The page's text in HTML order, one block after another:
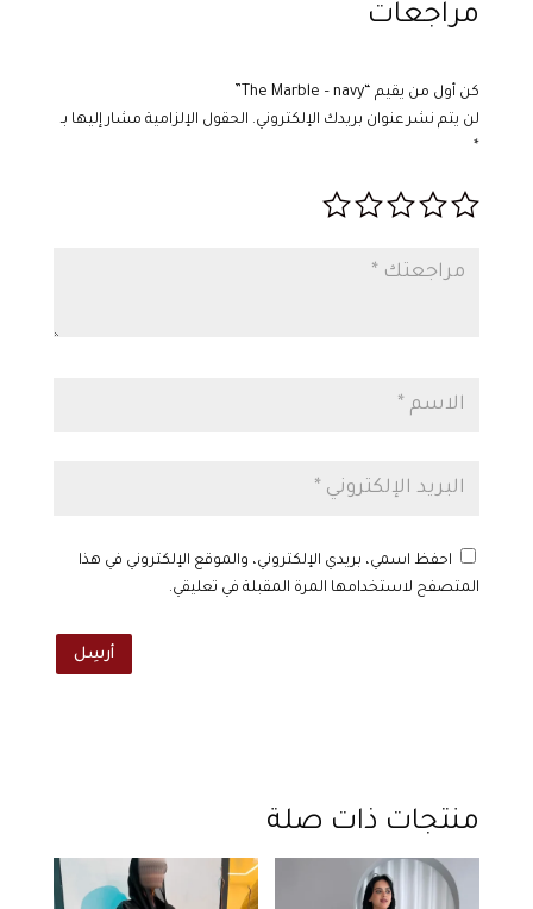
مراجعات
كن أول من يقيم “The Marble – navy”
لن يتم نشر عنوان بريدك الإلكتروني. الحقول الإلزامية مشار إليها بـ
*
احفظ اسمي، بريدي الإلكتروني، والموقع الإلكتروني في هذا
المتصفح لاستخدامها المرة المقبلة في تعليقي.
أرسِل
منتجات ذات صلة